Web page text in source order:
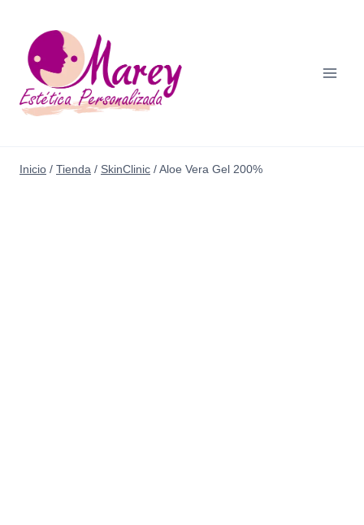
contenido
Inicio / Tienda / SkinClinic /Aloe Vera Gel 200%